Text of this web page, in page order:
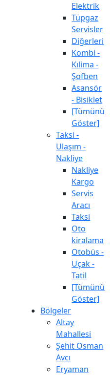
Elektrik
Tüpgaz
Servisler
Diğerleri
Kombi -
Kılima -
Şofben
Asansör
- Bisiklet
[Tümünü
Göster]
Taksi -
Ulaşım -
Nakliye
Nakliye
Kargo
Servis
Aracı
Taksi
Oto
kiralama
Otobüs -
Uçak -
Tatil
[Tümünü
Göster]
Bölgeler
Altay
Mahallesi
Şehit Osman
Avcı
Eryaman